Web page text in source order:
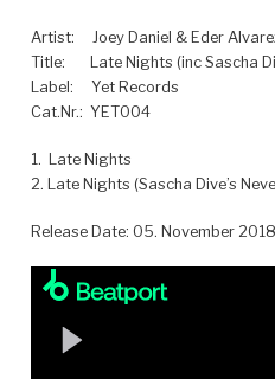
Artist:
Joey Daniel & Eder
Title:
Late Nights (inc Sascha
Label:
Yet Records
Cat.Nr.: YET004
1. Late Nights
2. Late Nights (Sascha Dive’s
Release Date: 05. November 2018